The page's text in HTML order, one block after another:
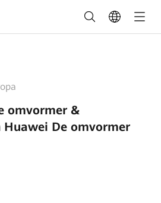
omvormer &
De omvormer